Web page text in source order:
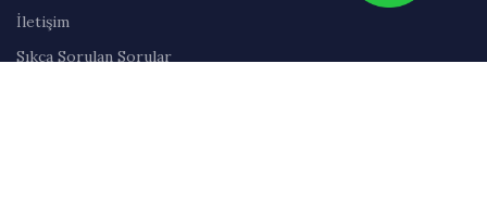
İletişim
Sıkça Sorulan Sorular